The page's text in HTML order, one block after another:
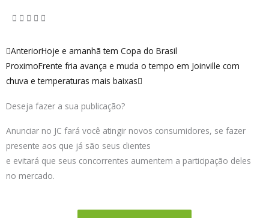
Anterior
AnteriorHoje e amanhã tem Copa do Brasil
ProximoFrente fria avança e muda o tempo em Joinville com
chuva e temperaturas mais baixas
Próximo
Deseja fazer a sua publicação?
Anunciar no JC fará você atingir novos consumidores, se fazer
presente aos que já são seus clientes
e evitará que seus concorrentes aumentem a participação deles
no mercado.